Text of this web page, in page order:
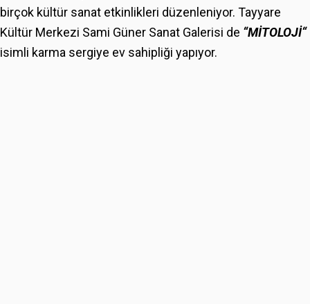
birçok kültür sanat etkinlikleri düzenleniyor. Tayyare
Kültür Merkezi Sami Güner Sanat Galerisi de “MİTOLOJİ“
isimli karma sergiye ev sahipliği yapıyor.